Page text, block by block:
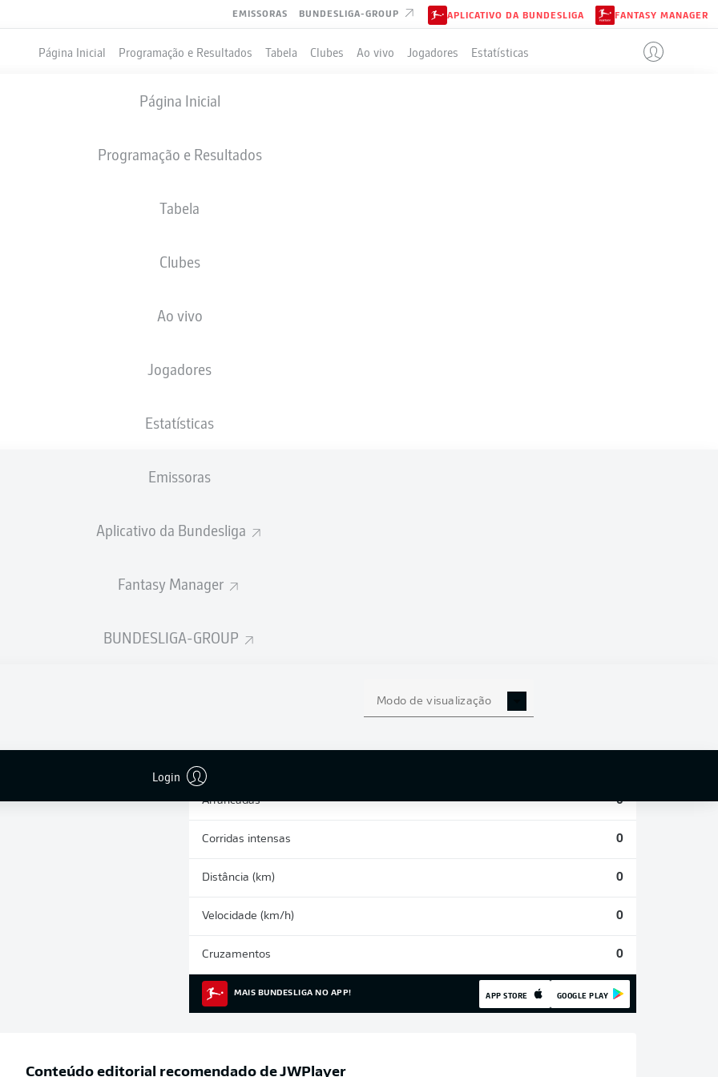
EMISSORAS BUNDESLIGA-GROUP APLICATIVO DA BUNDESLIGA FANTASY MANAGER
Página Inicial Programação e Resultados Tabela Clubes Ao vivo Jogadores Estatísticas
Página Inicial
Programação e Resultados
Tabela
Clubes
Ao vivo
Jogadores
Estatísticas
Emissoras
Aplicativo da Bundesliga
Fantasy Manager
BUNDESLIGA-GROUP
Modo de visualização
Login
25.06.1996
DA TEMPORADA 2020/2021
Arrancadas 0
Corridas intensas 0
Distância (km) 0
Velocidade (km/h) 0
Cruzamentos 0
MAIS BUNDESLIGA NO APP! APP STORE GOOGLE PLAY
Conteúdo editorial recomendado deJWPlayer